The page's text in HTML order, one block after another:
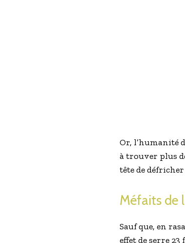
Or, l’humanité
à trouver plus
tête de
Méfaits de
Sauf que, en
effet de serre